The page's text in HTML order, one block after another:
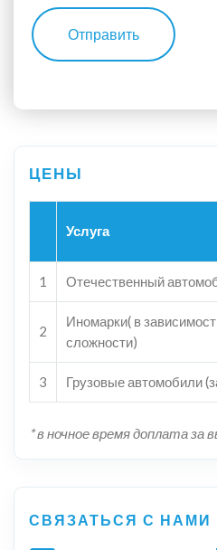
Отправить
Услуга
1 Отечественный
2
Иномарки( в
сложности)
3 Грузовые автомобили
* в ночное время доплата за
СВЯЗАТЬСЯ С НАМИ